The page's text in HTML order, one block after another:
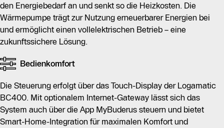
den Energiebedarf an und senkt so die Heizkosten. Die
Wärmepumpe trägt zur Nutzung erneuerbarer Energien bei
und ermöglicht einen vollelektrischen Betrieb – eine
zukunftssichere Lösung.
Bedienkomfort
Die Steuerung erfolgt über das Touch-Display der Logamatic
BC400. Mit optionalem Internet-Gateway lässt sich das
System auch über die App MyBuderus steuern und bietet
Smart-Home-Integration für maximalen Komfort und